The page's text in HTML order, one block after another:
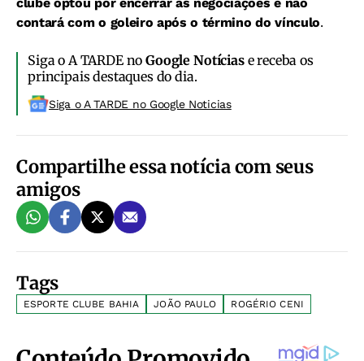
contará com o goleiro após o término do vínculo.
Siga o A TARDE noGoogle Notíciase receba os
principais destaques do dia.
Siga o A TARDE no Google Noticias
Compartilhe essa notícia com seus
amigos
Tags
ESPORTE CLUBE BAHIA JOÃO PAULO ROGÉRIO CENI